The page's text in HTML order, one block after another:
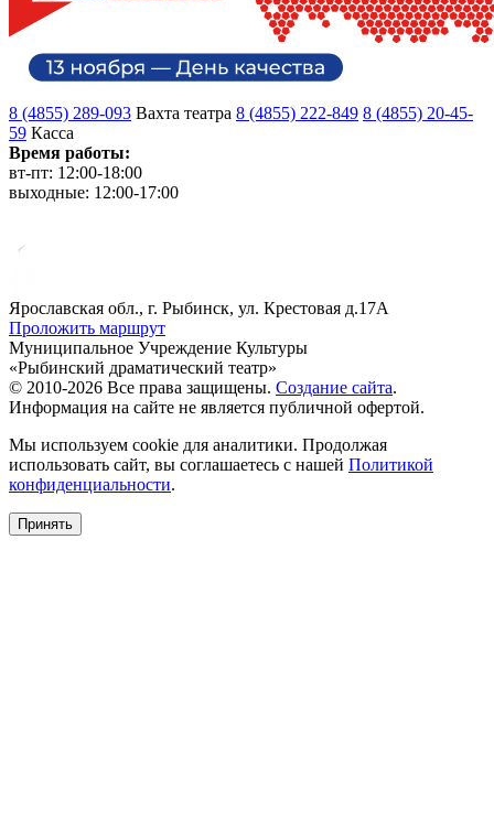
8 (4855) 289-093 Вахта театра 8 (4855) 222-849 8 (4855) 20-45-
59 Касса
Время работы:
вт-пт: 12:00-18:00
выходные: 12:00-17:00
Ярославская обл., г. Рыбинск, ул. Крестовая д.17А
Проложить маршрут
Муниципальное Учреждение Культуры
«Рыбинский драматический театр»
© 2010-2026 Все права защищены. Создание сайта.
Информация на сайте не является публичной офертой.
Мы используем cookie для аналитики. Продолжая
использовать сайт, вы соглашаетесь с нашей Политикой
конфиденциальности.
Принять